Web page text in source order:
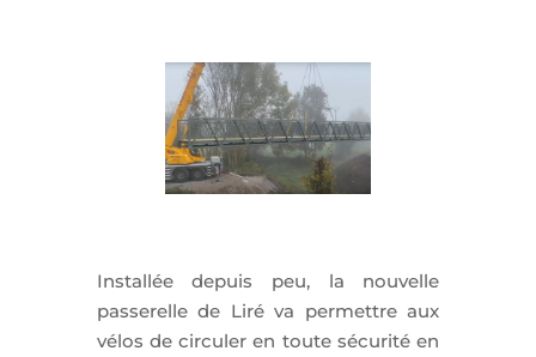
Installée depuis peu, la nouvelle
passerelle de Liré va permettre aux
vélos de circuler en toute sécurité en